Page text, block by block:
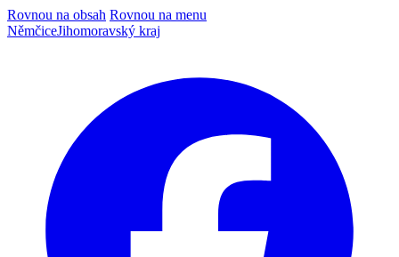
Rovnou na obsah Rovnou na menu
NěmčiceJihomoravský kraj